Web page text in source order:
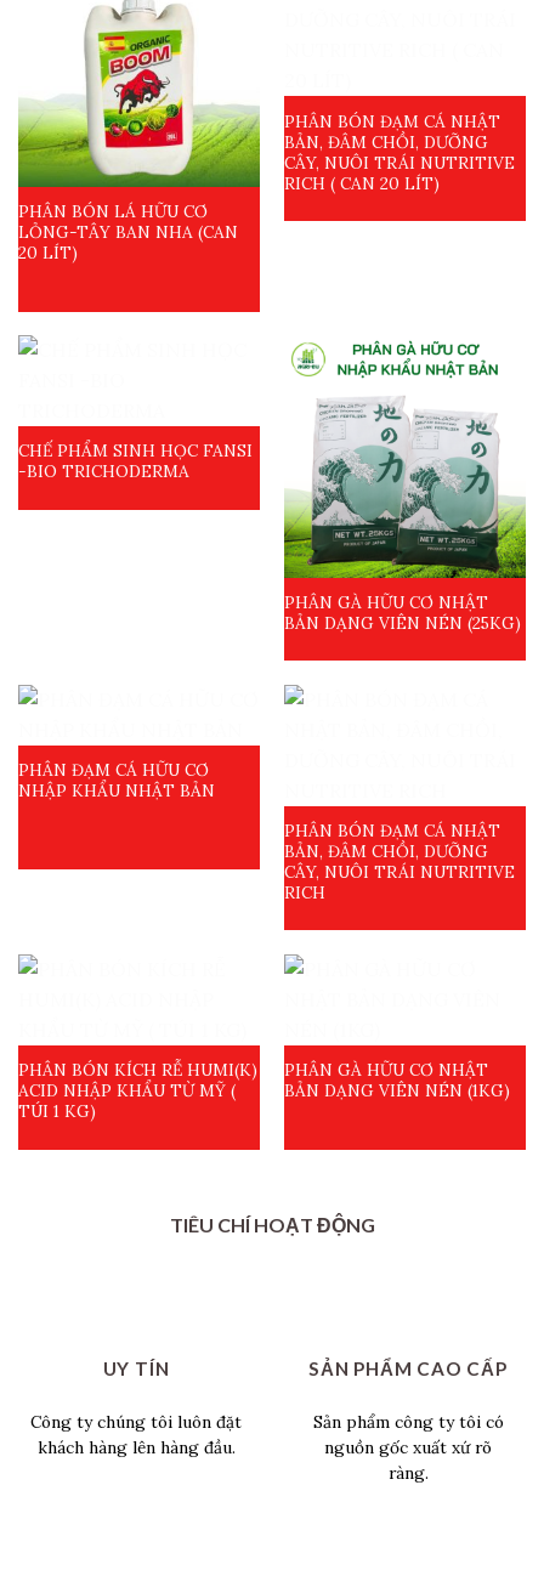
PHÂN BÓN LÁ HỮU CƠ
LỎNG-TÂY BAN NHA (CAN
20 LÍT)
PHÂN BÓN ĐẠM CÁ NHẬT
BẢN, ĐÂM CHỒI, DƯỠNG
CÂY, NUÔI TRÁI NUTRITIVE
RICH ( CAN 20 LÍT)
CHẾ PHẨM SINH HỌC FANSI
-BIO TRICHODERMA
PHÂN GÀ HỮU CƠ NHẬT
BẢN DẠNG VIÊN NÉN (25KG)
PHÂN ĐẠM CÁ HỮU CƠ
NHẬP KHẨU NHẬT BẢN
PHÂN BÓN ĐẠM CÁ NHẬT
BẢN, ĐÂM CHỒI, DƯỠNG
CÂY, NUÔI TRÁI NUTRITIVE
RICH
PHÂN BÓN KÍCH RỄ HUMI(K)
ACID NHẬP KHẨU TỪ MỸ (
TÚI 1 KG)
PHÂN GÀ HỮU CƠ NHẬT
BẢN DẠNG VIÊN NÉN (1KG)
TIÊU CHÍ HOẠT ĐỘNG
UY TÍN
Công ty chúng tôi luôn đặt
khách hàng lên hàng đầu.
SẢN PHẨM CAO CẤP
Sản phẩm công ty tôi có
nguồn gốc xuất xứ rõ
ràng.